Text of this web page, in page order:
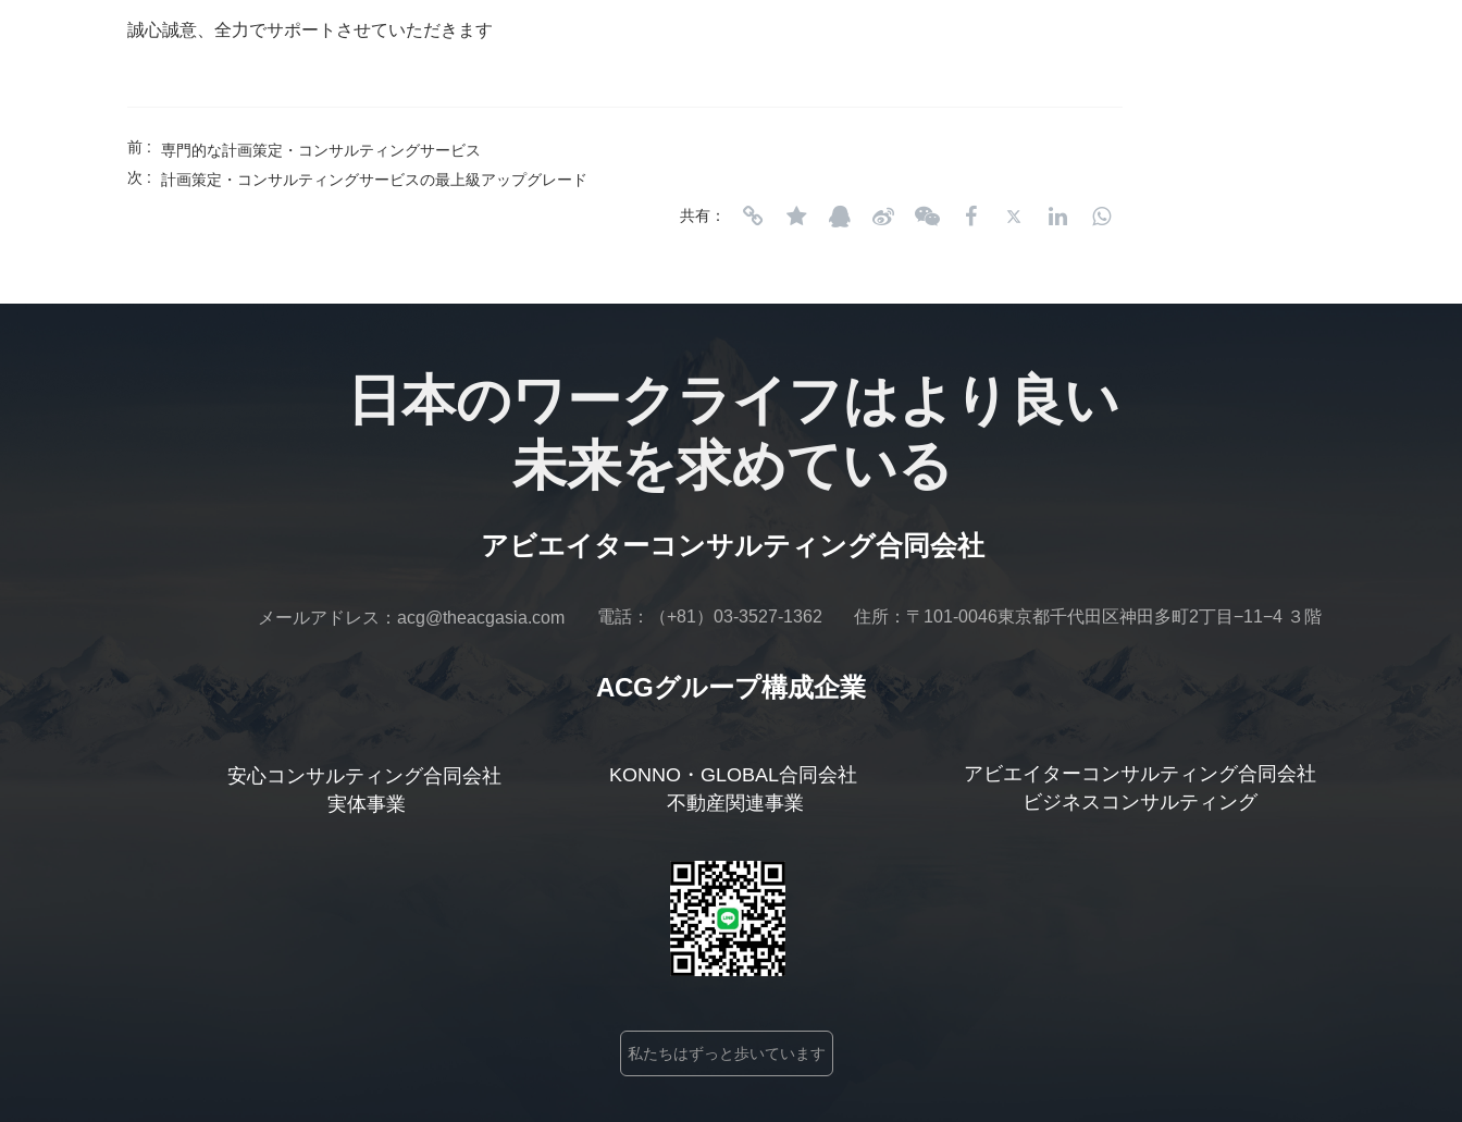
誠心誠意、全力でサポートさせていただきます
前 : 専門的な計画策定・コンサルティングサービス
次 : 計画策定・コンサルティングサービスの最上級アップグレード
共有：
日本のワークライフはより良い
未来を求めている
メールアドレス：acg@theacgasia.com
私たちはずっと歩いています
電話：（+81）03-3527-1362 住所：〒101-0046東京都千代田区神田多町2丁目−11−4 ３階
ACGグループ構成企業
安心コンサルティング合同会社
実体事業
KONNO・GLOBAL合同会社
不動産関連事業
アビエイターコンサルティング合同会社
ビジネスコンサルティング
アビエイターコンサルティング合同会社